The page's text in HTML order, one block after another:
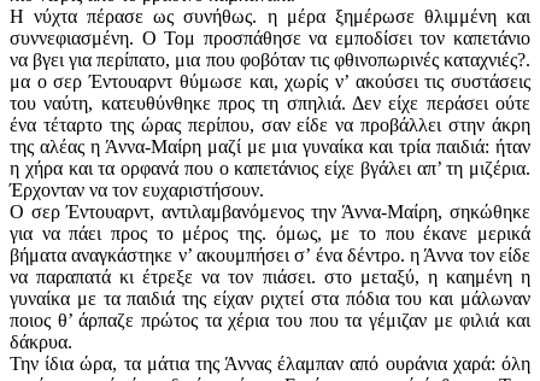
Η νύχτα πέρασε ως συνήθως. η μέρα ξημέρωσε θλιμμένη και
συννεφιασμένη. Ο Τομ προσπάθησε να εμποδίσει τον καπετάνιο
να βγει για περίπατο, μια που φοβόταν τις φθινοπωρινές καταχνιές?.
μα ο σερ Έντουαρντ θύμωσε και, χωρίς ν’ ακούσει τις συστάσεις
του ναύτη, κατευθύνθηκε προς τη σπηλιά. Δεν είχε περάσει ούτε
ένα τέταρτο της ώρας περίπου, σαν είδε να προβάλλει στην άκρη
της αλέας η Άννα-Μαίρη μαζί με μια γυναίκα και τρία παιδιά: ήταν
η χήρα και τα ορφανά που ο καπετάνιος είχε βγάλει απ’ τη μιζέρια.
Έρχονταν να τον ευχαριστήσουν.
Ο σερ Έντουαρντ, αντιλαμβανόμενος την Άννα-Μαίρη, σηκώθηκε
για να πάει προς το μέρος της. όμως, με το που έκανε μερικά
βήματα αναγκάστηκε ν’ ακουμπήσει σ’ ένα δέντρο. η Άννα τον είδε
να παραπατά κι έτρεξε να τον πιάσει. στο μεταξύ, η καημένη η
γυναίκα με τα παιδιά της είχαν ριχτεί στα πόδια του και μάλωναν
ποιος θ’ άρπαζε πρώτος τα χέρια του που τα γέμιζαν με φιλιά και
δάκρυα.
Την ίδια ώρα, τα μάτια της Άννας έλαμπαν από ουράνια χαρά: όλη